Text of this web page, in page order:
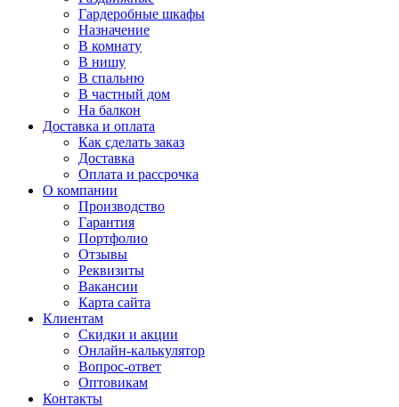
Гардеробные шкафы
Назначение
В комнату
В нишу
В спальню
В частный дом
На балкон
Доставка и оплата
Как сделать заказ
Доставка
Оплата и рассрочка
О компании
Производство
Гарантия
Портфолио
Отзывы
Реквизиты
Вакансии
Карта сайта
Клиентам
Скидки и акции
Онлайн-калькулятор
Вопрос-ответ
Оптовикам
Контакты